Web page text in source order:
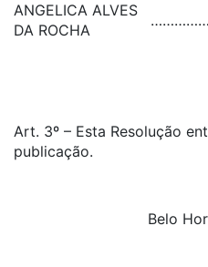
ANGELICA ALVES
DA ROCHA
Art. 3º – Esta Resolução
publicação.
Belo